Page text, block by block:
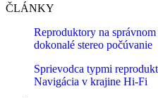
ČLÁNKY
Reproduktory na
dokonalé stereo počúvanie
Sprievodca typmi
Navigácia v krajine Hi-Fi